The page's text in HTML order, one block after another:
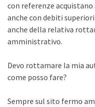
con referenze
anche con debiti
anche della relativa
amministrativo.
Devo rottamare la mia
come posso fare?
Sempre sul sito fermo